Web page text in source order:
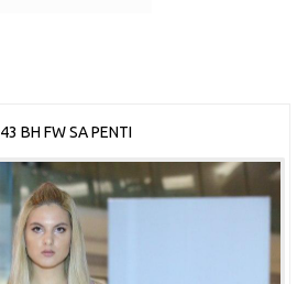
43 BH FW SA PENTI